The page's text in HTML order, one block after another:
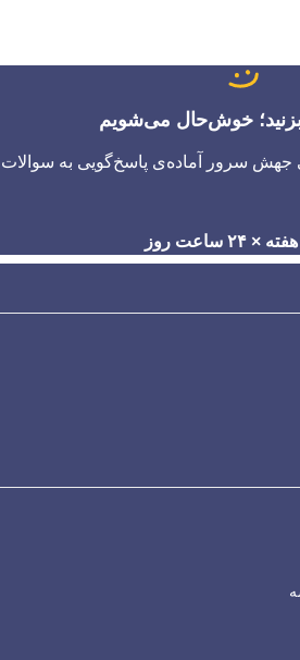
خوش‌حال می‌شویم
جهش سرور آماده‌ی پاسخ‌گویی به سوالات